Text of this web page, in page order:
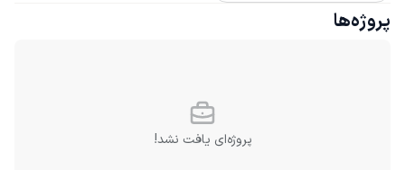
پروژه‌ها
پروژه‌ای یافت نشد!